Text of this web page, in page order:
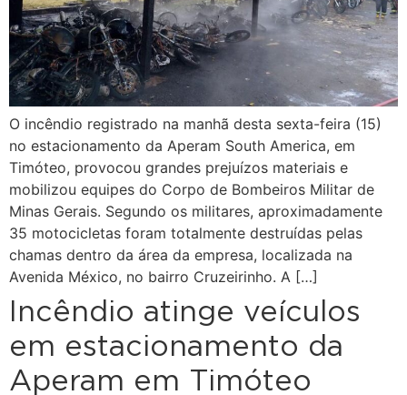
O incêndio registrado na manhã desta sexta-feira (15)
no estacionamento da Aperam South America, em
Timóteo, provocou grandes prejuízos materiais e
mobilizou equipes do Corpo de Bombeiros Militar de
Minas Gerais. Segundo os militares, aproximadamente
35 motocicletas foram totalmente destruídas pelas
chamas dentro da área da empresa, localizada na
Avenida México, no bairro Cruzeirinho. A […]
Incêndio atinge veículos
em estacionamento da
Aperam em Timóteo